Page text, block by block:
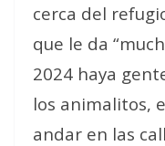
cerca del
que le da
2024 haya
los animalitos,
andar en las